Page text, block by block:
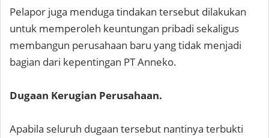
Pelapor juga menduga tindakan tersebut dilakukan
untuk memperoleh keuntungan pribadi sekaligus
membangun perusahaan baru yang tidak menjadi
bagian dari kepentingan PT Anneko.
Dugaan Kerugian Perusahaan.
Apabila seluruh dugaan tersebut nantinya terbukti